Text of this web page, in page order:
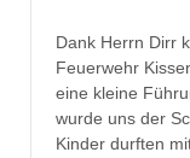
Dank Herrn Dirr
Feuerwehr
eine kleine
wurde uns der
Kinder durften